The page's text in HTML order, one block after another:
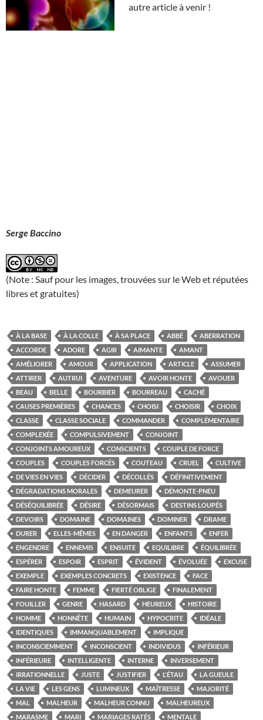
autre article à venir !
Serge Baccino
(Note : Sauf pour les images, trouvées sur le Web et réputées
libres et gratuites)
À LA BASE À LA COLLE À SA PLACE ABBÉ
ABERRATION
ACCORDE
ADORE AGIR AIMANTE
AMANT
AMÉLIORER
AMOUR APPLICATION ARTICLE
ASSUMER
ATTIRER
AUTRUI AVENTURE AVOIR HONTE
AVOUER
BEAU
BELLE BOURBIER BOURREAU
CACHÉ
CAUSES PREMIÈRES
CHANCES CHOISI CHOISIR
CHOIX
CLASSE
CLASSE SOCIALE COMMANDER
COMPLÉMENTAIRE
COMPLEXÉE
COMPULSIVEMENT
CONJOINT
CONJOINTS AMOUREUX
CONSCIENTS
COUPLE DE FORCE
COUPLES
COUPLES FORCÉS COUTEAU CRUEL
CULTIVE
DE VIES EN VIES
DÉCIDER DÉCOLLÉS
DÉFINITIVEMENT
DÉGRADATIONS MORALES
DEMEURER
DÉMONTE-PNEU
DÉSÉQUILIBRÉE
DÉSIRE DÉSORMAIS
DESTINS LOUPÉS
DEVOIRS
DOMAINE DOMAINES DOMINER
DRAME
DURER
ELLES-MÊMES EN DANGER ENFANTS
ENFER
ENGENDRE
ENNEMIS ENSUITE EQUILIBRE
ÉQUILIBRÉE
ESPÉRER
ESPOIR ESPRIT ÉVIDENT ÉVOLUÉE
EXCUSE
EXEMPLE
EXEMPLES CONCRETS EXISTENCE
FACE
FAIRE HONTE
FEMME FIERTÉ OBLIGE
FINALEMENT
FOUILLER
GENRE HASARD HEUREUX
HISTOIRE
HOMME
HONNÊTE HUMAIN HYPOCRITE
IDÉALE
IDENTIQUES
IMMANQUABLEMENT
IMPLIQUE
INCONSCIEMMENT
INCONSCIENT INDIVIDUS
INFÉRIEUR
INFÉRIEURE
INTELLIGENTE INTERNE
INVERSEMENT
IRRATIONNELLE
JUSTE JUSTIFIER L'ÉTAU
LA GUEULE
LA VIE
LES GENS LUMINEUX MAÎTRESSE
MAJORITÉ
MAL
MALHEUR MALHEUR CONNU
MALHEUREUX
MARASME
MARI MARIAGES RATÉS MENTALE